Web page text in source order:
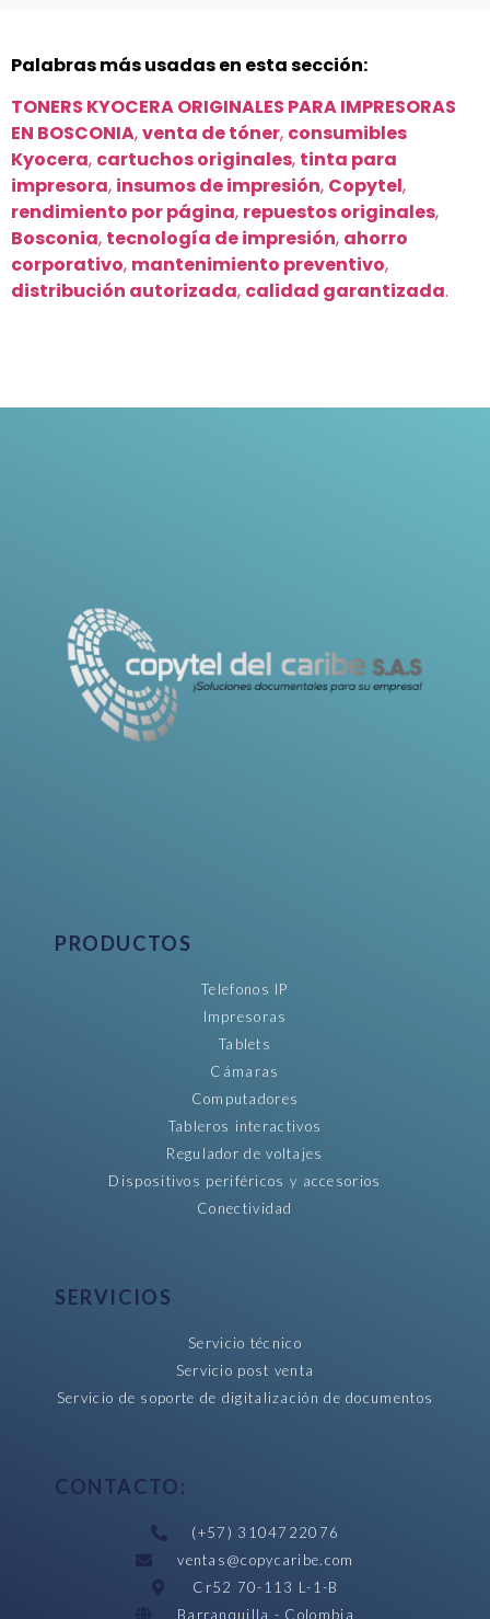
Palabras más usadas en esta sección:
TONERS KYOCERA ORIGINALES PARA IMPRESORAS
EN BOSCONIA,venta de tóner, consumibles
Kyocera, cartuchos originales, tinta para
impresora, insumos de impresión, Copytel,
rendimiento por página, repuestos originales,
Bosconia, tecnología de impresión, ahorro
corporativo, mantenimiento preventivo,
distribución autorizada, calidad garantizada.
PRODUCTOS
Telefonos IP
Impresoras
Tablets
Cámaras
Computadores
Tableros interactivos
Regulador de voltajes
Dispositivos periféricos y accesorios
Conectividad
SERVICIOS
Servicio técnico
Servicio post venta
Servicio de soporte de digitalización de documentos
CONTACTO:
(+57) 3104722076
ventas@copycaribe.com
Cr52 70-113 L-1-B
Barranquilla - Colombia